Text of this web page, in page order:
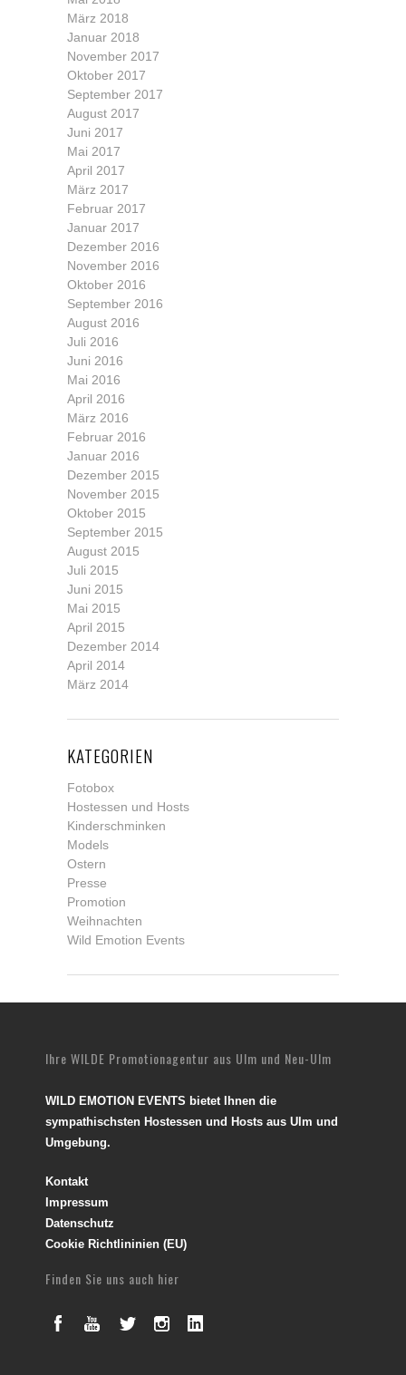
März 2018
Januar 2018
November 2017
Oktober 2017
September 2017
August 2017
Juni 2017
Mai 2017
April 2017
März 2017
Februar 2017
Januar 2017
Dezember 2016
November 2016
Oktober 2016
September 2016
August 2016
Juli 2016
Juni 2016
Mai 2016
April 2016
März 2016
Februar 2016
Januar 2016
Dezember 2015
November 2015
Oktober 2015
September 2015
August 2015
Juli 2015
Juni 2015
Mai 2015
April 2015
Dezember 2014
April 2014
März 2014
KATEGORIEN
Fotobox
Hostessen und Hosts
Kinderschminken
Models
Ostern
Presse
Promotion
Weihnachten
Wild Emotion Events
Ihre WILDE Promotionagentur aus Ulm und Neu-Ulm
WILD EMOTION EVENTS bietet Ihnen die
sympathischsten Hostessen und Hosts aus Ulm und
Umgebung.
Kontakt
Impressum
Datenschutz
Cookie Richtlininien (EU)
Finden Sie uns auch hier